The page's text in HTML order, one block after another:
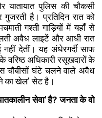
यातायात पुलिस की चौकसी
गुजरती है। प्रतिदिन रात को
गश्ती गाड़ियों में यहाँ से
अवैध लाइटें और आधी रात
देतीं। यह अंधेरगर्दी साफ
वरिष्ठ अधिकारी रसूखदारों के
चौबीसों घंटे चलने वाले अवैध
का खेल' सेट है।
सेवा' है? जनता के वो